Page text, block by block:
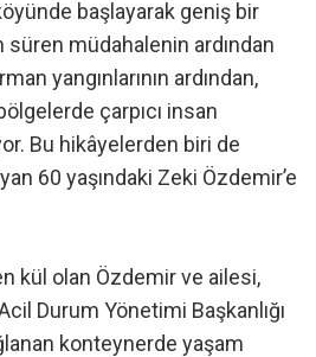
başlayarak geniş bir
süren müdahalenin ardından
yangınlarının ardından,
çarpıcı insan
Bu hikâyelerden biri de
60 yaşındaki Zeki Özdemir’e
kül olan Özdemir ve ailesi,
Durum Yönetimi Başkanlığı
konteynerde yaşam